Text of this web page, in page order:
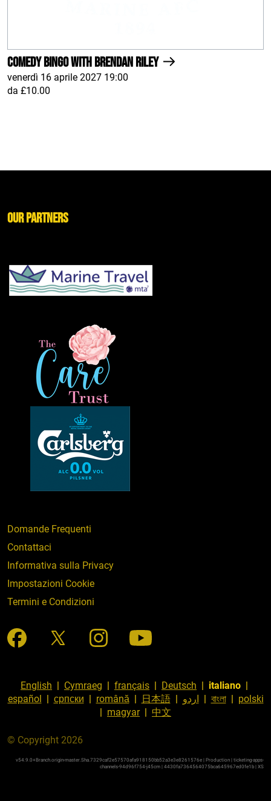
Comedy Bingo With Brendan Riley
venerdì 16 aprile 2027 19:00
da £10.00
Domande Frequenti
Contattaci
Informativa sulla Privacy
Impostazioni Cookie
Termini e Condizioni
Our Partners
English | Cymraeg | français | Deutsch | italiano |
español | српски | română| 日本語| اردو | বাংলা| polski
| magyar| 中文
© Copyright 2026
v54.9.0+Branch.origin-master.Sha.7329caf2e57570afa918150bb52a3e3e8261576e | Production | ticketing-apps-
channels-94d96f754-j45cm | 4430fa7364564075bca645967ed0fe1b | XS